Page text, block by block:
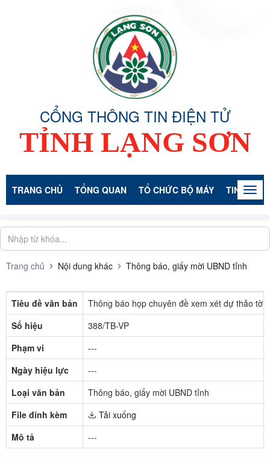
CỔNG THÔNG TIN ĐIỆN TỬ
TỈNH LẠNG SƠN
TRANG CHỦ TỔNG QUAN TỔ CHỨC BỘ MÁY TIN TỨC -
Trang chủ Nội dung khác Thông báo, giấy mời UBND tỉnh
Tiêu đề văn bản
Thông báo họp chuyên đề xem xét dự thảo tờ
Số hiệu
388/TB-VP
Phạm vi
---
Ngày hiệu lực
---
Loại văn bản
Thông báo, giấy mời UBND tỉnh
File đính kèm
Tải xuống
Mô tả
---